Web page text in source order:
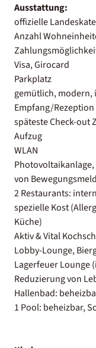
Ausstattung:
offizielle
Anzahl
Visa, Girocard
Parkplatz
gemütlich,
Empfang/
späteste Check-out
Aufzug
WLAN
von
2 Restaurants:
spezielle Kost
Küche)
Aktiv & Vital
Lobby-Lounge,
Lagerfeuer Lounge
Reduzierung von
Hallenbad:
1 Pool: beheizbar,